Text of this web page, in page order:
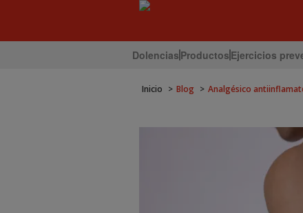
Dolencias Productos Ejercicios
Inicio Blog Analgésico